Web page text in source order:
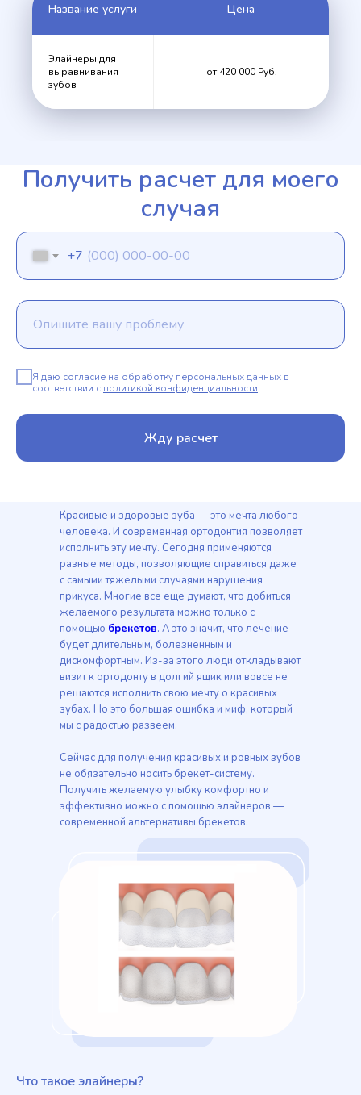
Название услуги Цена
Элайнеры для
выравнивания
зубов
от 420 000 Руб.
Получить расчет для моего
случая
+7
Я даю согласие на обработку персональных данных в
соответствии с политикой конфиденциальности
Жду расчет
Красивые и здоровые зуба — это мечта любого
человека. И современная ортодонтия позволяет
исполнить эту мечту. Сегодня применяются
разные методы, позволяющие справиться даже
с самыми тяжелыми случаями нарушения
прикуса. Многие все еще думают, что добиться
желаемого результата можно только с
помощью брекетов. А это значит, что лечение
будет длительным, болезненным и
дискомфортным. Из-за этого люди откладывают
визит к ортодонту в долгий ящик или вовсе не
решаются исполнить свою мечту о красивых
зубах. Но это большая ошибка и миф, который
мы с радостью развеем.
Сейчас для получения красивых и ровных зубов
не обязательно носить брекет-систему.
Получить желаемую улыбку комфортно и
эффективно можно с помощью элайнеров —
современной альтернативы брекетов.
Что такое элайнеры?